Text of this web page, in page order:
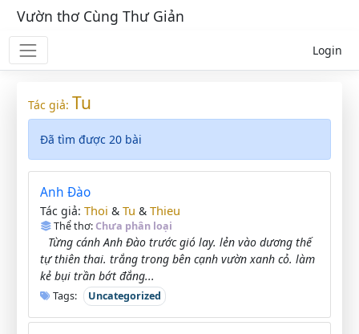
Vườn thơ Cùng Thư Giản
Login
Tác giả: Tu
Đã tìm được 20 bài
Anh Đào
Tác giả: Thoi & Tu & Thieu
Thể thơ:Chưa phân loại
Từng cánh Anh Đào trước gió lay. lẻn vào dương thế
tự thiên thai. trắng trong bên cạnh vườn xanh cỏ. làm
kẻ bụi trần bớt đắng...
Tags: Uncategorized